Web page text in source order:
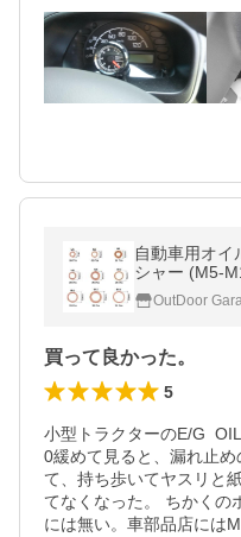
自動車用オイ
シャー (M5-
ット エンジ
-T072
OutDoor
買って良かった。
5
小型トラクターのE/G
0緩めて見ると、漏れ止
て、持ち歩いてヤスリと
てなくなった。 ちかくの
には無い。車部品店には